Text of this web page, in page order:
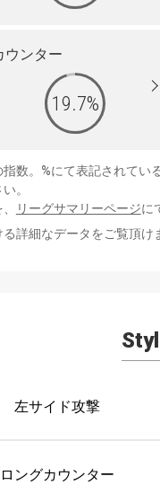
ウンター
19.7%
数。%にて表記されて
。
リーグサマリーページに
詳細なデータをご覧頂け
左サイド攻撃
ロングカウンター